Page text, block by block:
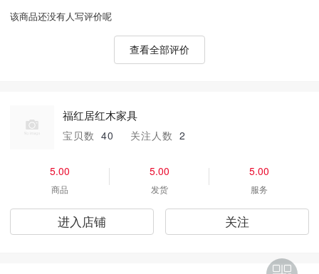
该商品还没有人写评价呢
查看全部评价
福红居红木家具
宝贝数 40 关注人数 2
5.00
商品
5.00
发货
5.00
服务
进入店铺 关注